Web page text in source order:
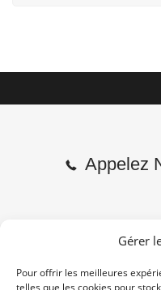
Gérer
Pour offrir les meilleures
telles que les cookies pour
Appelez
2